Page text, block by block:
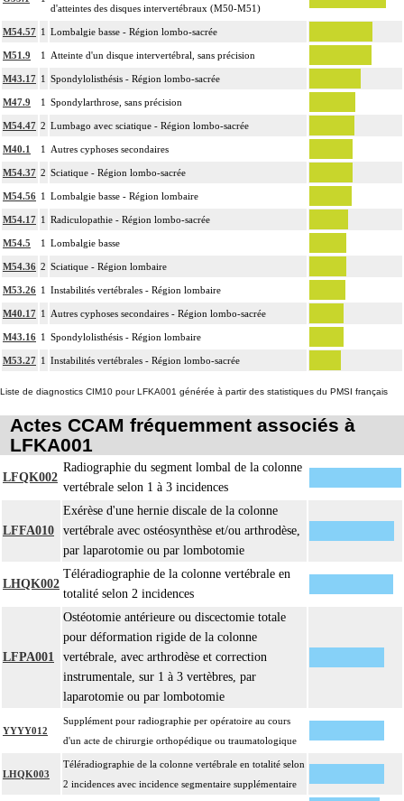
Les radiographies, scanographies et remnographies [IRM] d'un segment de la
colonne vertébrale incluent l'étude des zones transitionnelles adjacentes.
d'atteintes des disques intervertébraux (M50-M51)
M54.57 1 Lombalgie basse - Région lombo-sacrée
M51.9 1 Atteinte d'un disque intervertébral, sans précision
M43.17 1 Spondylolisthésis - Région lombo-sacrée
M47.9 1 Spondylarthrose, sans précision
M54.47 2 Lumbago avec sciatique - Région lombo-sacrée
M40.1 1 Autres cyphoses secondaires
M54.37 2 Sciatique - Région lombo-sacrée
M54.56 1 Lombalgie basse - Région lombaire
M54.17 1 Radiculopathie - Région lombo-sacrée
M54.5 1 Lombalgie basse
M54.36 2 Sciatique - Région lombaire
M53.26 1 Instabilités vertébrales - Région lombaire
M40.17 1 Autres cyphoses secondaires - Région lombo-sacrée
M43.16 1 Spondylolisthésis - Région lombaire
M53.27 1 Instabilités vertébrales - Région lombo-sacrée
Liste de diagnostics CIM10 pour LFKA001 générée à partir des statistiques du PMSI français
Actes CCAM fréquemment associés à
LFKA001
LFQK002
Radiographie du segment lombal de la colonne
vertébrale selon 1 à 3 incidences
LFFA010
Exérèse d'une hernie discale de la colonne
vertébrale avec ostéosynthèse et/ou arthrodèse,
par laparotomie ou par lombotomie
LHQK002
Téléradiographie de la colonne vertébrale en
totalité selon 2 incidences
LFPA001
Ostéotomie antérieure ou discectomie totale
pour déformation rigide de la colonne
vertébrale, avec arthrodèse et correction
instrumentale, sur 1 à 3 vertèbres, par
laparotomie ou par lombotomie
YYYY012
Supplément pour radiographie per opératoire au cours
d'un acte de chirurgie orthopédique ou traumatologique
LHQK003
Téléradiographie de la colonne vertébrale en totalité selon
2 incidences avec incidence segmentaire supplémentaire